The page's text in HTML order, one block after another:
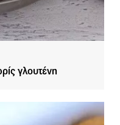
γλουτένη